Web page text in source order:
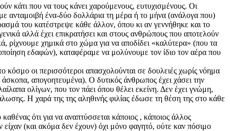
κάτι που να τους κάνει χαρούμενους, ευτυχισμένους. Οι
ανταμοιβή ένα-δύο δολλάρια τη μέρα ή το μήνα (ανάλογα που)
του κατέστρεψε κάθε άλλον, όπου κι αν γεννήθηκε και το
αλλά έχει επικρατήσει και στους ανθρώπους που αποτελούν
ρίχνουμε χημικά στο χώμα για να αποδίδει «καλύτερα» (που τα
εδαφών), καταφέραμε να μολύνουμε τον ίδιο τον αέρα που
κόσμο οι περισσότεροι απασχολούνται σε δουλειές χωρίς νόημα
απογοητευμένα). Ο δυτικός άνθρωπος έχει χάσει την
ολίγων, που τον πάει όπου θέλει εκείνη. Δεν έχει γνώμη,
Η χαρά της της αληθινής φιλίας έδωσε τη θέση της στο κάθε
ότι για να αναπτύσσεται κάποιος , κάποιος άλλος
(και ακόμα δεν έχουν) όχι μόνο φαγητό, ούτε καν πόσιμο